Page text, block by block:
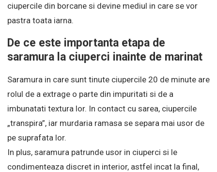
ciupercile din borcane si devine mediul in care se vor
pastra toata iarna.
De ce este importanta etapa de
saramura la ciuperci inainte de marinat
Saramura in care sunt tinute ciupercile 20 de minute are
rolul de a extrage o parte din impuritati si de a
imbunatati textura lor. In contact cu sarea, ciupercile
„transpira”, iar murdaria ramasa se separa mai usor de
pe suprafata lor.
In plus, saramura patrunde usor in ciuperci si le
condimenteaza discret in interior, astfel incat la final,